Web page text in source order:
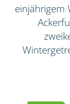
einjährigem